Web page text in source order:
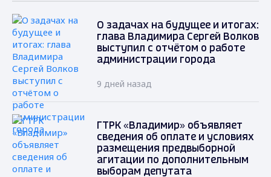
О задачах на будущее и итогах:
глава Владимира Сергей Волков
выступил с отчётом о работе
администрации города
9 дней назад
ГТРК «Владимир» объявляет
сведения об оплате и условиях
размещения предвыборной
агитации по дополнительным
выборам депутата